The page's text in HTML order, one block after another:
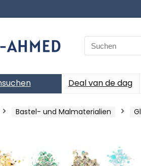
Search
for:
Deal van de dag
Bastel- und Malmaterialien